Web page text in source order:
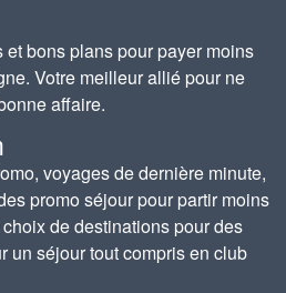
bons plans pour payer moins
Votre meilleur allié pour ne
affaire.
voyages de dernière minute,
promo séjour pour partir moins
de destinations pour des
un séjour tout compris en club